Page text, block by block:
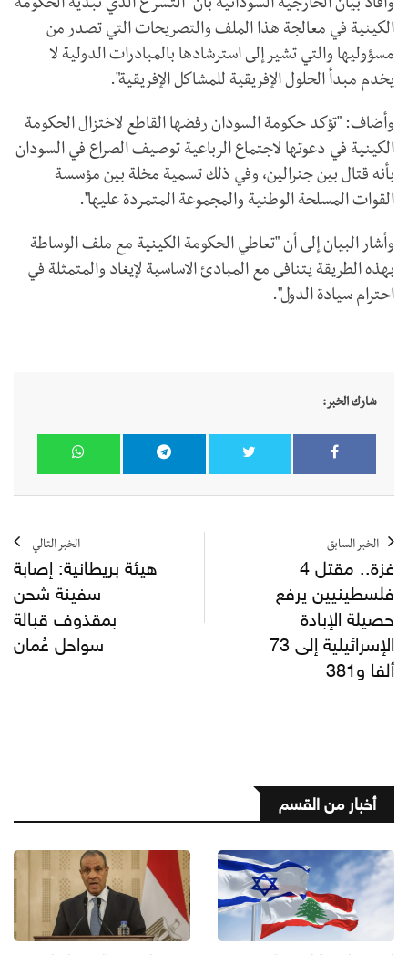
وأفاد بيان الخارجية السودانية بأن "التسرع الذي تبديه الحكومة
الكينية في معالجة هذا الملف والتصريحات التي تصدر من
مسؤوليها والتي تشير إلى استرشادها بالمبادرات الدولية لا
يخدم مبدأ الحلول الإفريقية للمشاكل الإفريقية".
وأضاف: "تؤكد حكومة السودان رفضها القاطع لاختزال الحكومة
الكينية في دعوتها لاجتماع الرباعية توصيف الصراع في السودان
بأنه قتال بين جنرالين، وفي ذلك تسمية مخلة بين مؤسسة
القوات المسلحة الوطنية والمجموعة المتمردة عليها".
وأشار البيان إلى أن "تعاطي الحكومة الكينية مع ملف الوساطة
بهذه الطريقة يتنافى مع المبادئ الاساسية لإيغاد والمتمثلة في
احترام سيادة الدول".
شارك الخبر:
الخبر السابق
غزة.. مقتل 4
فلسطينيين يرفع
حصيلة الإبادة
الإسرائيلية إلى 73
ألفا و381
الخبر التالي
هيئة بريطانية: إصابة
سفينة شحن
بمقذوف قبالة
سواحل عُمان
أخبار من القسم